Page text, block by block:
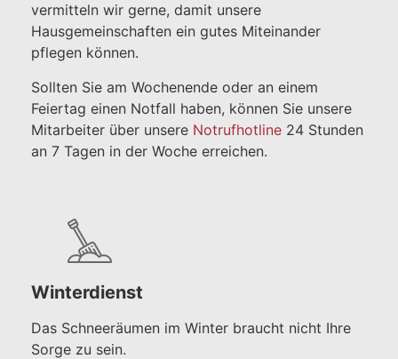
vermitteln wir gerne, damit unsere
Hausgemeinschaften ein gutes Miteinander
pflegen können.
Sollten Sie am Wochenende oder an einem
Feiertag einen Notfall haben, können Sie unsere
Mitarbeiter über unsere Notrufhotline 24 Stunden
an 7 Tagen in der Woche erreichen.
Winterdienst
Das Schneeräumen im Winter braucht nicht Ihre
Sorge zu sein.